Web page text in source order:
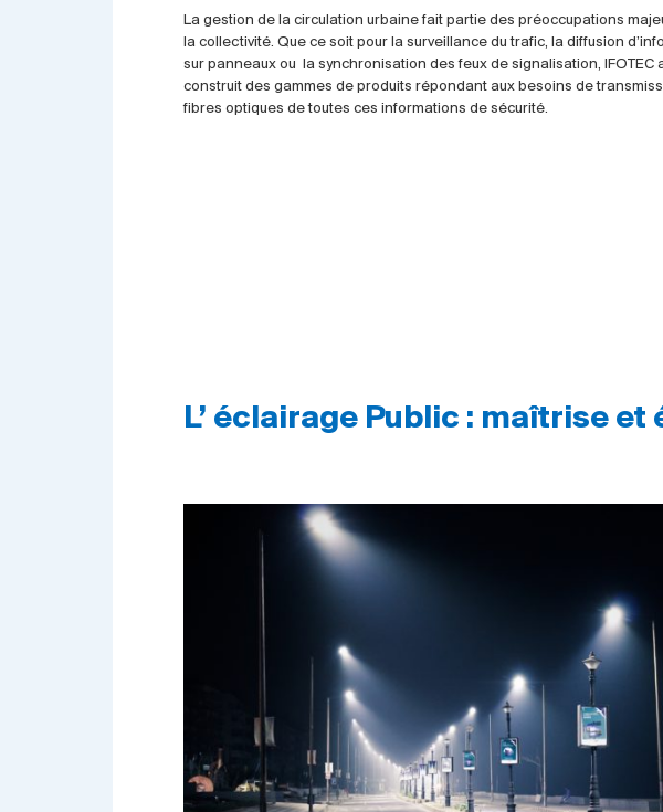
La gestion de la circulation urbaine fait partie des préoccupations
la collectivité. Que ce soit pour la surveillance du trafic, la diffusion
sur panneaux ou la synchronisation des feux de signalisation, IFOTEC
construit des gammes de produits répondant aux besoins de
fibres optiques de toutes ces informations de sécurité.
L’ éclairage Public : maîtrise et